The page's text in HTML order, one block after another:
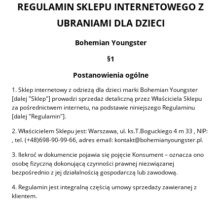
REGULAMIN SKLEPU INTERNETOWEGO Z
UBRANIAMI DLA DZIECI
Bohemian Youngster
§1
Postanowienia ogólne
1. Sklep internetowy z odzieżą dla dzieci marki Bohemian Youngster
[dalej "Sklep"] prowadzi sprzedaż detaliczną przez Właściciela Sklepu
za pośrednictwem internetu, na podstawie niniejszego Regulaminu
[dalej "Regulamin"].
2. Właścicielem Sklepu jest: Warszawa, ul. ks.T.Boguckiego 4 m 33 , NIP:
, tel. (+48)698-90-99-66, adres email: kontakt@bohemianyoungster.pl.
3. Ilekroć w dokumencie pojawia się pojęcie Konsument – oznacza ono
osobę fizyczną dokonującą czynności prawnej niezwiązanej
bezpośrednio z jej działalnością gospodarczą lub zawodową.
4. Regulamin jest integralną częścią umowy sprzedaży zawieranej z
klientem.